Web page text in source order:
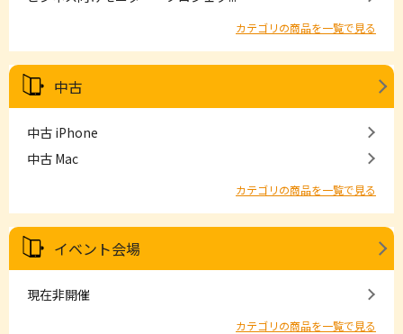
カテゴリの商品を一覧で見る
中古
中古 iPhone
中古 Mac
カテゴリの商品を一覧で見る
イベント会場
現在非開催
カテゴリの商品を一覧で見る